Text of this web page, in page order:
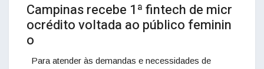
Campinas recebe 1ª fintech de micr
ocrédito voltada ao público feminin
o
Para atender às demandas e necessidades de